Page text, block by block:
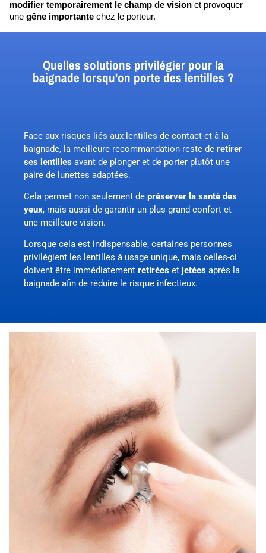
modifier temporairement le champ de vision et provoquer
une gêne importante chez le porteur.
Quelles solutions privilégier pour la
baignade lorsqu'on porte des lentilles ?
Face aux risques liés aux lentilles de contact et à la
baignade, la meilleure recommandation reste de retirer
ses lentilles avant de plonger et de porter plutôt une
paire de lunettes adaptées.
Cela permet non seulement de préserver la santé des
yeux, mais aussi de garantir un plus grand confort et
une meilleure vision.
Lorsque cela est indispensable, certaines personnes
privilégient les lentilles à usage unique, mais celles-ci
doivent être immédiatement retirées et jetées après la
baignade afin de réduire le risque infectieux.